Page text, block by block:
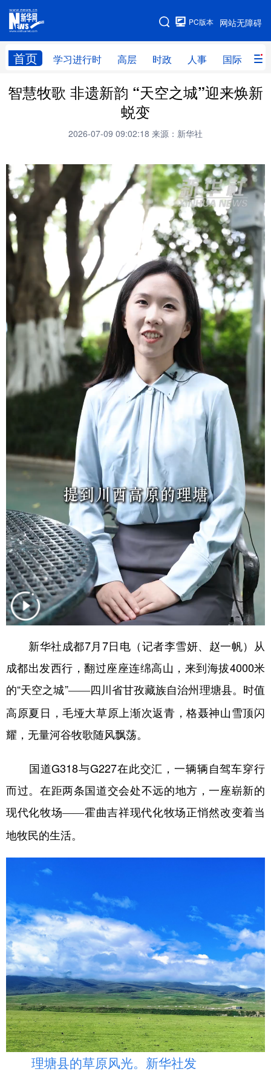
网站无障碍
PC版本
首页 学习进行时 高层 时政 人事 国际 财
网站地图
学习进行时 高层 时政 人事
全球连线
科技 科创 量子 体育
文化 健康 军事
访谈 视频 图片 政务
法律 中央文件 金融 汽车
食品 人居 信息化 数字经济
学术中国 乡村振兴 银龄 溯源中国
城市 旅游 能源 会展
彩票 娱乐 时尚 悦读
公益 一带一路 亚太网 上市公司
文化产业
天津 河北 山西
吉林 上海 江苏
浙江 安徽 福建 江西
山东 河南 湖北 湖南
广东 广西 海南 重庆
四川 贵州 云南 西藏
陕西 甘肃 青海 宁夏
新疆 内蒙古 黑龙江
多语种频道
English Español Français عربى
Deutsch Português
智慧牧歌 非遗新韵 “天空之城”迎来焕新
蜕变
2026-07-09 09:02:18 来源：新华社
新华社成都7月7日电（记者李雪妍、赵一帆）从
成都出发西行，翻过座座连绵高山，来到海拔4000米
的“天空之城”——四川省甘孜藏族自治州理塘县。时值
高原夏日，毛垭大草原上渐次返青，格聂神山雪顶闪
耀，无量河谷牧歌随风飘荡。
国道G318与G227在此交汇，一辆辆自驾车穿行
而过。在距两条国道交会处不远的地方，一座崭新的
现代化牧场——霍曲吉祥现代化牧场正悄然改变着当
地牧民的生活。
理塘县的草原风光。新华社发